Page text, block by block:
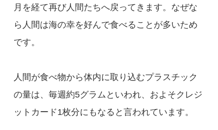
月を経て再び人間たちへ戻ってきます。なぜな
ら人間は海の幸を好んで食べることが多いため
です。
人間が食べ物から体内に取り込むプラスチック
の量は、毎週約5グラムといわれ、およそクレジ
ットカード1枚分にもなると言われています。